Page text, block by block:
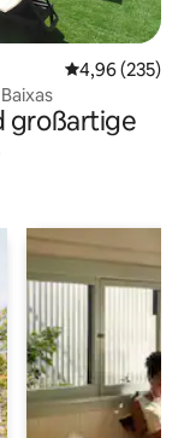
4,96 (235)
großartige